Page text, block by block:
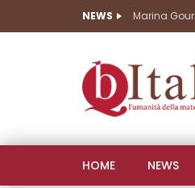
NEWS
HOME NEWS